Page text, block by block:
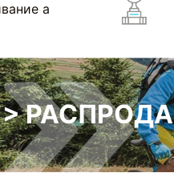
а